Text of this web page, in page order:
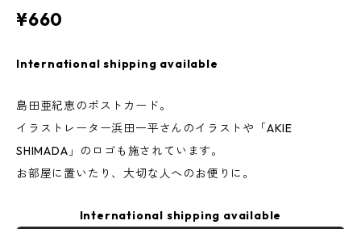
¥660
International shipping available
島田亜紀恵のポストカード。
イラストレーター浜田一平さんのイラストや「AKIE
SHIMADA」のロゴも施されています。
お部屋に置いたり、大切な人へのお便りに。
International shipping available